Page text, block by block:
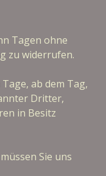
Tagen ohne
zu widerrufen.
ab dem Tag,
Dritter,
in Besitz
Sie uns